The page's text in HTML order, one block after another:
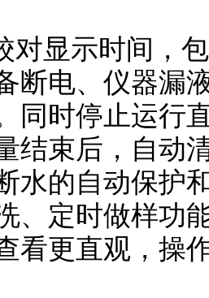
对显示时间，
电、仪器漏液
同时停止运行
束后，自动清
的自动保护和
定时做样功
更直观，操